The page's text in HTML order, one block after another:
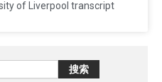
of Liverpool transcript
搜索